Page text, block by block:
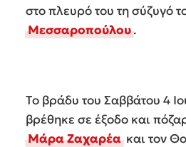
στο πλευρό του τη σύζυγό
Μεσσαροπούλου.
Το βράδυ του Σαββάτου 4
βρέθηκε σε έξοδο και
Μάρα Ζαχαρέακαι τον